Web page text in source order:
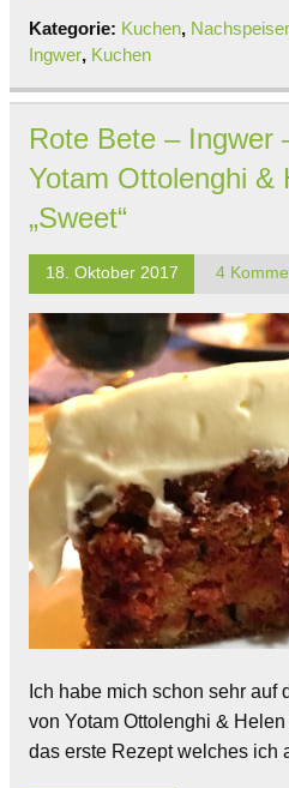
Kategorie: Kuchen,
Ingwer, Kuchen
Rote Bete – Ingwer
Yotam Ottolenghi &
„Sweet“
18. Oktober 2017 4
Ich habe mich schon sehr auf
von Yotam Ottolenghi &
das erste Rezept welches